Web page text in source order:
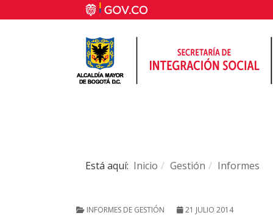
Está aquí: Inicio Gestión Informes
INFORMES DE GESTIÓN 21 JULIO 2014